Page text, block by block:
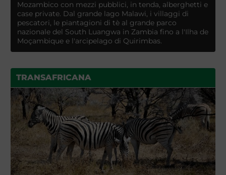
Mozambico con mezzi pubblici, in tenda, alberghetti e
case private. Dal grande lago Malawi, i villaggi di
pescatori, le piantagioni di tè al grande parco
nazionale del South Luangwa in Zambia fino a l'Ilha de
Moçambique e l'arcipelago di Quirimbas.
TRANSAFRICANA